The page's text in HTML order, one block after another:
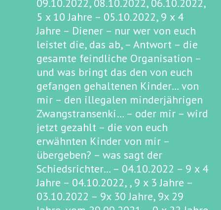
09.10.2022, 08.10.2022, 06.10.2022,
5 x 10 Jahre – 05.10.2022, 9 x 4
Jahre – Diener – nur wer von euch
leistet die, das ab, – Antwort – die
gesamte feindliche Organisation –
und was bringt das den von euch
gefangen gehaltenen Kinder… von
mir – den illegalen minderjährigen
Zwangstransenki… – oder mir – wird
jetzt gezahlt – die von euch
erwähnten Kinder von mir –
übergeben? – was sagt der
Schiedsrichter… – 04.10.2022 – 9 x 4
Jahre – 04.10.2022, , 9 x 3 Jahre –
03.10.2022 – 9x 30 Jahre, 9x 29